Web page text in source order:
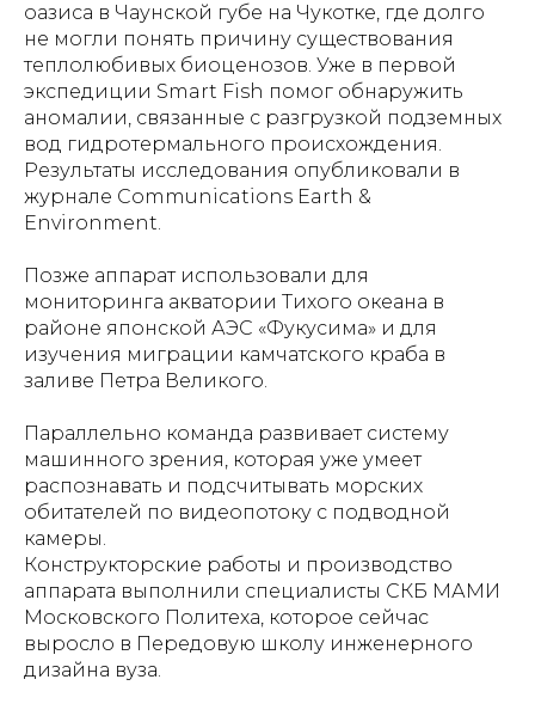
оазиса в Чаунской губе на Чукотке, где долго
не могли понять причину существования
теплолюбивых биоценозов. Уже в первой
экспедиции Smart Fish помог обнаружить
аномалии, связанные с разгрузкой подземных
вод гидротермального происхождения.
Результаты исследования опубликовали в
журнале Communications Earth &
Environment.
Позже аппарат использовали для
мониторинга акватории Тихого океана в
районе японской АЭС «Фукусима» и для
изучения миграции камчатского краба в
заливе Петра Великого.
Параллельно команда развивает систему
машинного зрения, которая уже умеет
распознавать и подсчитывать морских
обитателей по видеопотоку с подводной
камеры.
Конструкторские работы и производство
аппарата выполнили специалисты СКБ МАМИ
Московского Политеха, которое сейчас
выросло в Передовую школу инженерного
дизайна вуза.